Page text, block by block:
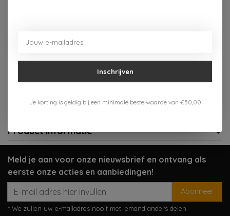
Gratis verzenden vanaf 75,-
Meer informatie?
Neem contact op over dit product
Product informatie
Meld je aan voor onze nieuwsbrief en ontvang als
eerste onze acties en aanbiedingen!
Abonneer
* We zullen uw e-mailadres nooit met iemand anders delen.
Inschrijven
Je korting is geldig bij een minimale bestelwaarde van €50,00